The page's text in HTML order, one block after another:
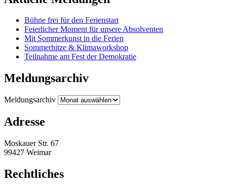
Bühne frei für den Ferienstart
Feierlicher Moment für unsere Absolventen
Mit Sommerkunst in die Ferien
Sommerhitze & Klimaworkshop
Teilnahme am Fest der Demokratie
Meldungsarchiv
Meldungsarchiv
Adresse
Moskauer Str. 67
99427 Weimar
Rechtliches